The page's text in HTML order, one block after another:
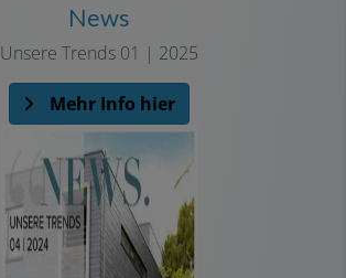
News
Unsere Trends 01 | 2025
Mehr Info hier